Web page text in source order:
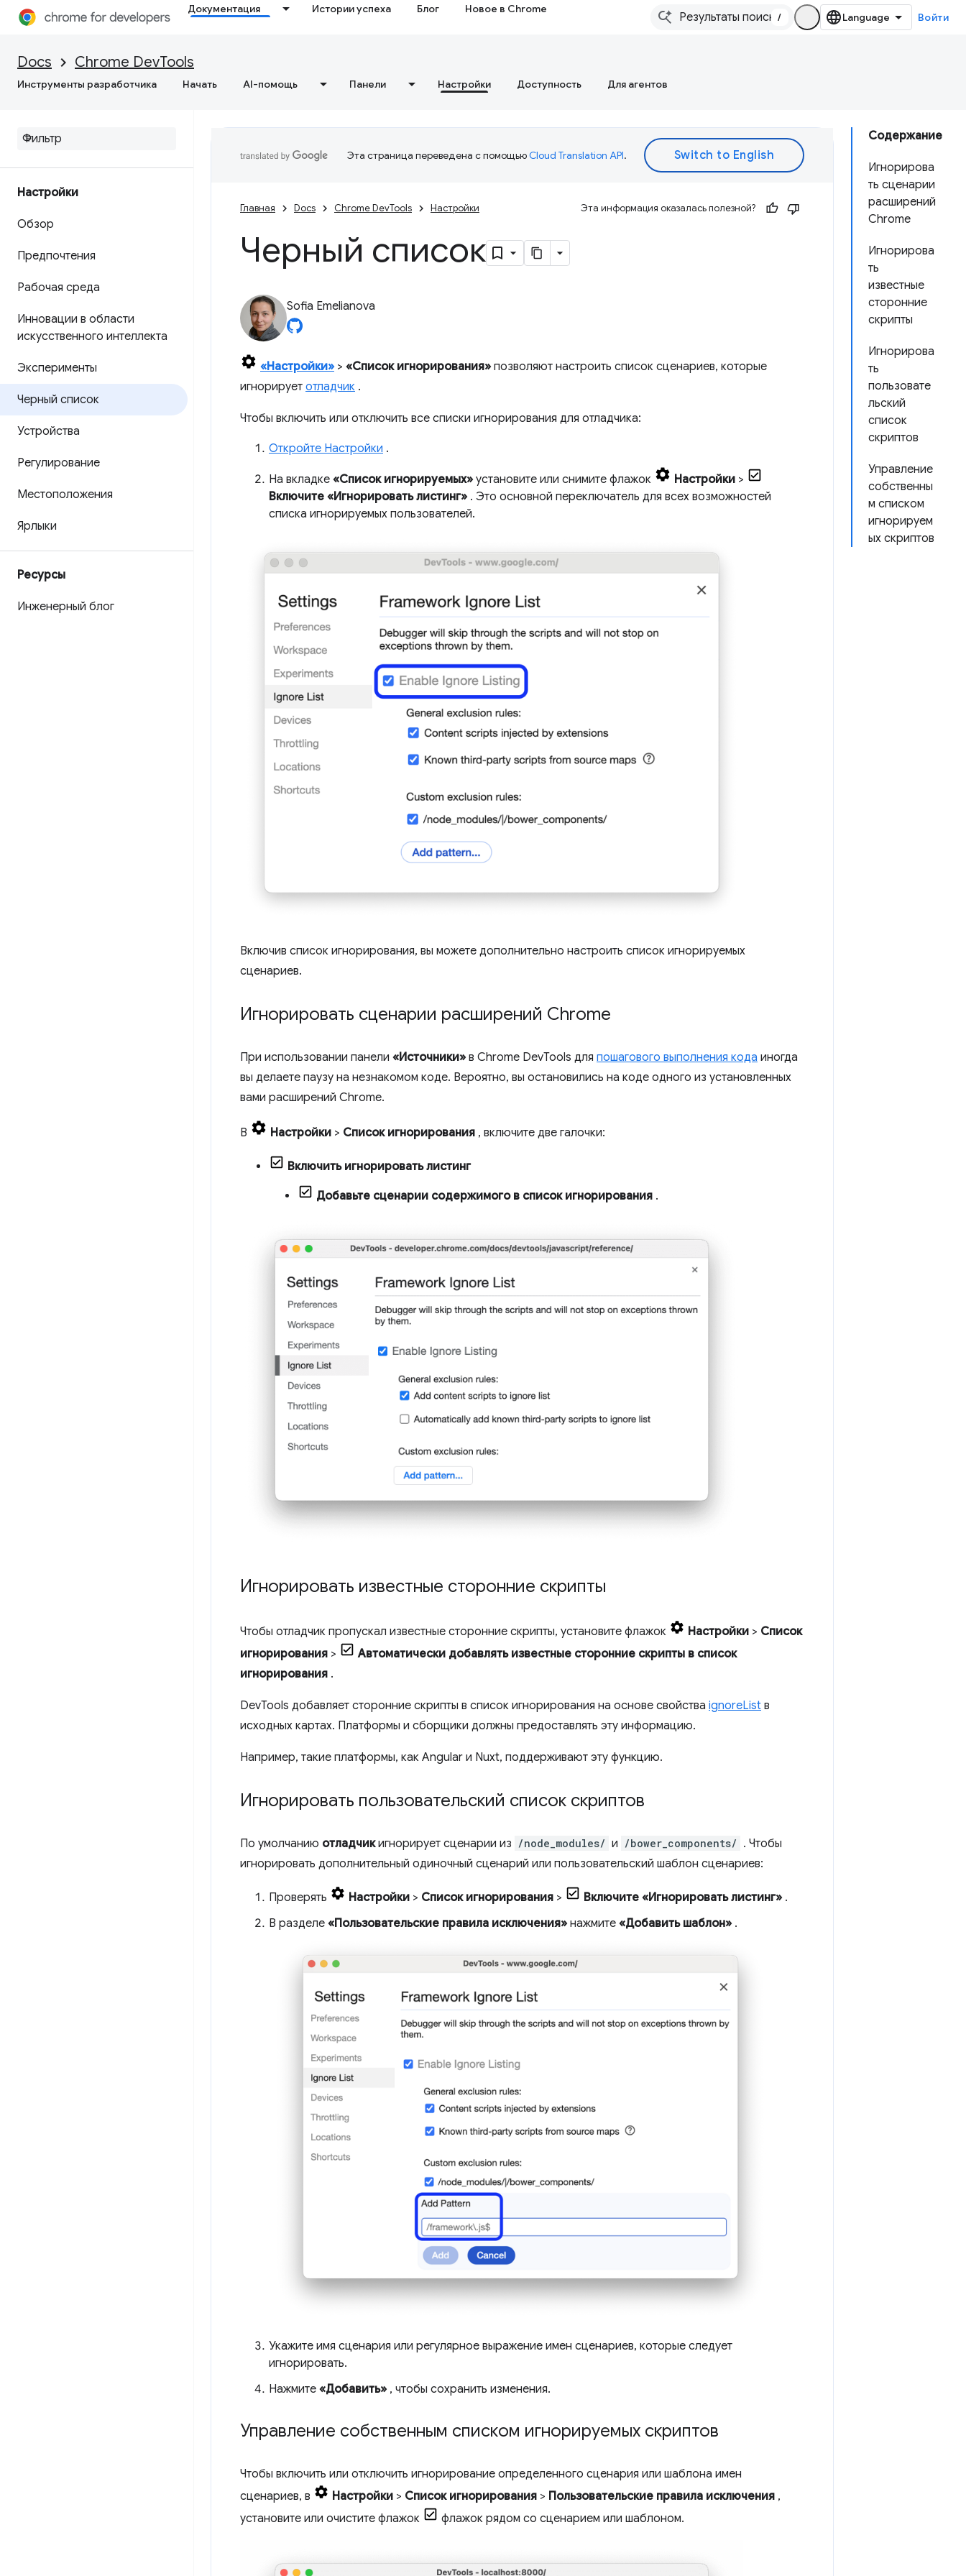
Документация Истории успеха Блог Новое в Chrome
/ Войти
Docs Chrome DevTools
Инструменты разработчика Начать AI-помощь Панели Настройки Доступность Для агентов
Настройки
Обзор
Предпочтения
Рабочая среда
Инновации в области
искусственного интеллекта
Эксперименты
Черный список
Устройства
Регулирование
Местоположения
Ярлыки
Ресурсы
Инженерный блог
Содержание
Игнорирова
ть сценарии
расширений
Chrome
Игнорирова
ть
известные
сторонние
скрипты
Игнорирова
ть
пользовате
льский
список
скриптов
Управление
собственны
м списком
игнорируем
ых скриптов
Эта страница переведена с помощьюCloud Translation API.
Главная Docs Chrome DevTools Настройки Эта информация оказалась полезной?
Черный список
Sofia Emelianova
«Настройки» > «Список игнорирования» позволяют настроить список сценариев, которые
игнорирует отладчик .
Чтобы включить или отключить все списки игнорирования для отладчика:
Откройте Настройки .
На вкладке «Список игнорируемых» установите или снимите флажок Настройки >
Включите «Игнорировать листинг» . Это основной переключатель для всех возможностей
списка игнорируемых пользователей.
Включив список игнорирования, вы можете дополнительно настроить список игнорируемых
сценариев.
Игнорировать сценарии расширений Chrome
При использовании панели «Источники» в Chrome DevTools для пошагового выполнения кода иногда
вы делаете паузу на незнакомом коде. Вероятно, вы остановились на коде одного из установленных
вами расширений Chrome.
В Настройки > Список игнорирования , включите две галочки:
Включить игнорировать листинг
Добавьте сценарии содержимого в список игнорирования .
Игнорировать известные сторонние скрипты
Чтобы отладчик пропускал известные сторонние скрипты, установите флажок Настройки > Список
игнорирования >
Автоматически добавлять известные сторонние скрипты в список
игнорирования .
DevTools добавляет сторонние скрипты в список игнорирования на основе свойства ignoreList в
исходных картах. Платформы и сборщики должны предоставлять эту информацию.
Например, такие платформы, как Angular и Nuxt, поддерживают эту функцию.
Игнорировать пользовательский список скриптов
По умолчанию отладчикигнорирует сценарии из /node_modules/ и /bower_components/ . Чтобы
игнорировать дополнительный одиночный сценарий или пользовательский шаблон сценариев:
Проверять Настройки > Список игнорирования > Включите «Игнорировать листинг» .
В разделе «Пользовательские правила исключения» нажмите «Добавить шаблон» .
Укажите имя сценария или регулярное выражение имен сценариев, которые следует
игнорировать.
Нажмите «Добавить» , чтобы сохранить изменения.
Управление собственным списком игнорируемых скриптов
Чтобы включить или отключить игнорирование определенного сценария или шаблона имен
сценариев, в
Настройки > Список игнорирования > Пользовательские правила исключения ,
установите или очистите флажок
флажок рядом со сценарием или шаблоном.